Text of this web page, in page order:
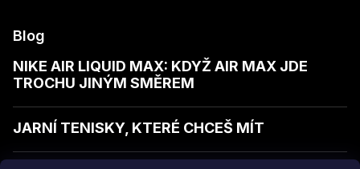
Blog
NIKE AIR LIQUID MAX: KDYŽ AIR MAX JDE
TROCHU JINÝM SMĚREM
JARNÍ TENISKY, KTERÉ CHCEŠ MÍT